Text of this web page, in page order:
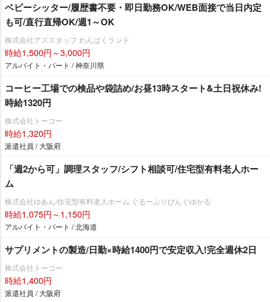
ベビーシッター/履歴書不要・即日勤務OK/WEB面接で当日内定
も可/直行直帰OK/週1～OK
株式会社アズスタッフ わんぱくランド
時給1,500円～3,000円
アルバイト・パート / 神奈川県
コーヒー工場での検品や袋詰め/お昼13時スタート&土日祝休み!
時給1320円
株式会社トーコー
時給1,320円
派遣社員 / 大阪府
「週2から可」調理スタッフ/シフト相談可/住宅型有料老人ホー
ム
株式会社ゆあん/住宅型有料老人ホーム ぐるーぷりびんぐゆかる
時給1,075円～1,150円
アルバイト・パート / 北海道
サプリメントの製造/日勤×時給1400円で安定収入!完全週休2日
株式会社トーコー
時給1,400円
派遣社員 / 大阪府